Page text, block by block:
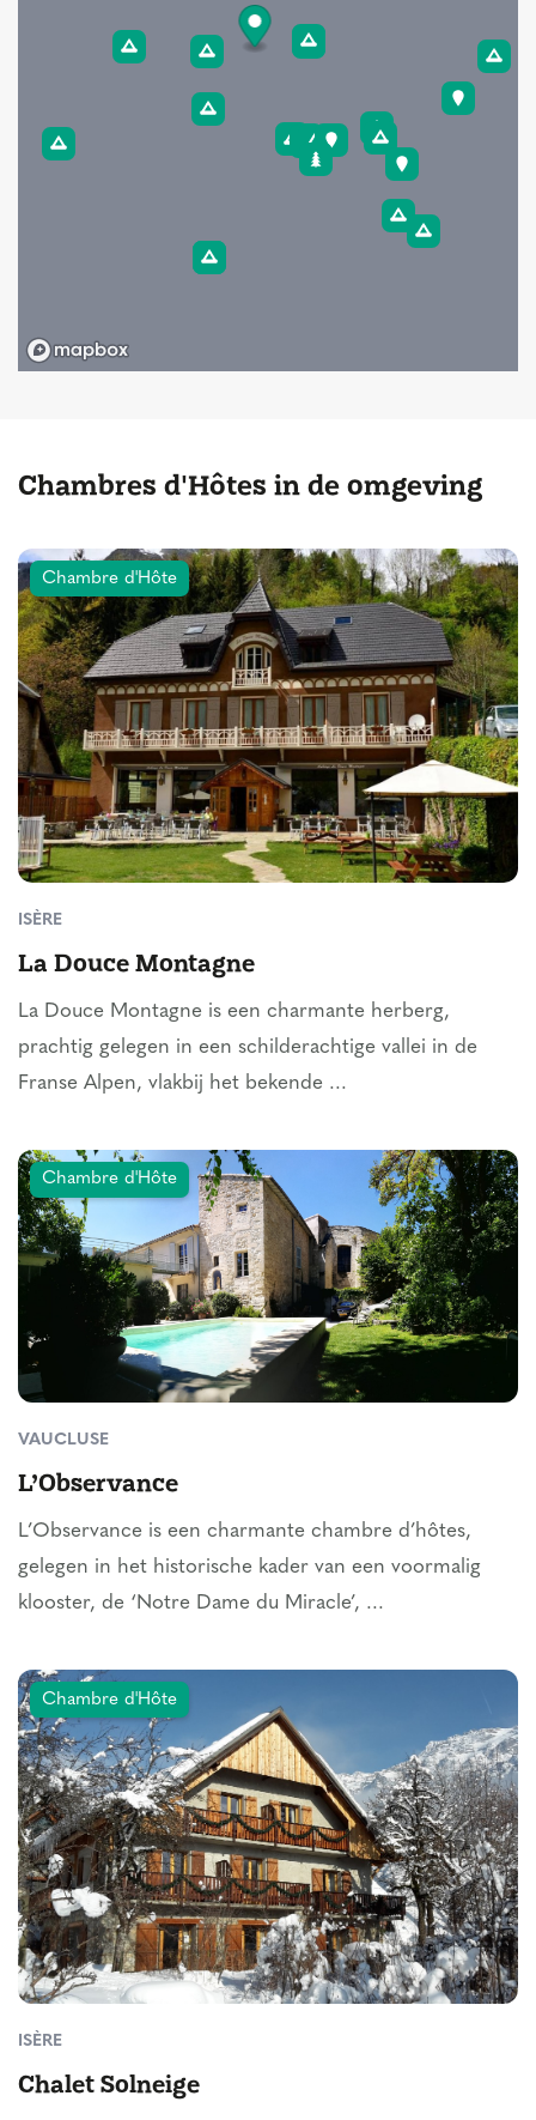
Chambres d'Hôtes in de omgeving
Chambre d'Hôte
ISÈRE
La Douce Montagne
La Douce Montagne is een charmante herberg,
prachtig gelegen in een schilderachtige vallei in de
Franse Alpen, vlakbij het bekende ...
Chambre d'Hôte
VAUCLUSE
L’Observance
L’Observance is een charmante chambre d’hôtes,
gelegen in het historische kader van een voormalig
klooster, de ‘Notre Dame du Miracle’, ...
Chambre d'Hôte
ISÈRE
Chalet Solneige